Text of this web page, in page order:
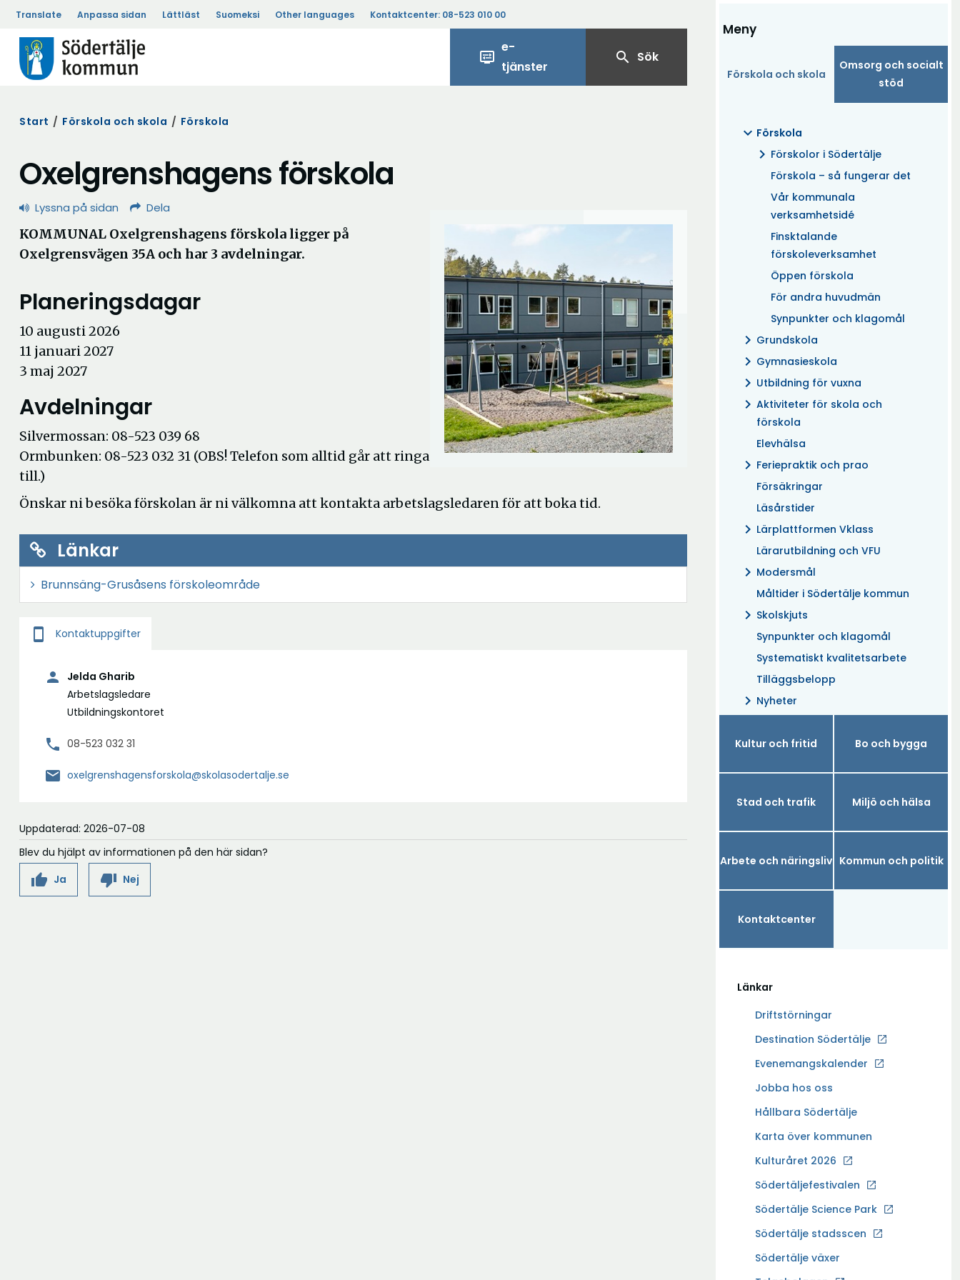
Translate Anpassa sidan Lättläst Suomeksi Other languages Kontaktcenter: 08-523 010 00
display_settings
e-
tjänster
search Sök
Meny
Förskola och skola
Omsorg och socialt
stöd
expand_more Förskola
chevron_right Förskolor i Södertälje
Förskola – så fungerar det
Vår kommunala
verksamhetsidé
Finsktalande
förskoleverksamhet
Öppen förskola
För andra huvudmän
Synpunkter och klagomål
chevron_right Grundskola
chevron_right Gymnasieskola
chevron_right Utbildning för vuxna
chevron_right Aktiviteter för skola och
förskola
Elevhälsa
chevron_right Feriepraktik och prao
Försäkringar
Läsårstider
chevron_right Lärplattformen Vklass
Lärarutbildning och VFU
chevron_right Modersmål
Måltider i Södertälje kommun
chevron_right Skolskjuts
Synpunkter och klagomål
Systematiskt kvalitetsarbete
Tilläggsbelopp
chevron_right Nyheter
Kultur och fritid Bo och bygga
Stad och trafik Miljö och hälsa
Arbete och näringsliv Kommun och politik
Kontaktcenter
Länkar
Driftstörningar
Destination Södertälje
Ö
p
n
a
y
t
f
ö
n
Evenemangskalender
Jobba hos oss
Ö
p
n
a
y
t
f
Hållbara Södertälje
Karta över kommunen
Kulturåret 2026
Södertäljefestivalen
Södertälje Science Park
Ö
p
n
Södertälje stadsscen
Södertälje växer
Start / Förskola och skola / Förskola
Oxelgrenshagens förskola
Lyssna på sidan Dela
KOMMUNAL Oxelgrenshagens förskola ligger på
Oxelgrensvägen 35A och har 3 avdelningar.
Planeringsdagar
10 augusti 2026
11 januari 2027
3 maj 2027
Avdelningar
Silvermossan: 08-523 039 68
Ormbunken: 08-523 032 31 (OBS! Telefon som alltid går att ringa
till.)
Önskar ni besöka förskolan är ni välkomna att kontakta arbetslagsledaren för att boka tid.
Länkar
Brunnsäng-Grusåsens förskoleområde
smartphone Kontaktuppgifter
person
Jelda Gharib
Arbetslagsledare
Utbildningskontoret
phone 08-523 032 31
mail oxelgrenshagensforskola@skolasodertalje.se
Uppdaterad: 2026-07-08
Blev du hjälpt av informationen på den här sidan?
thumb_up Ja thumb_down Nej